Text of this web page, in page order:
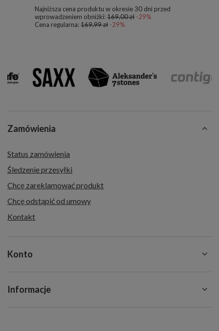
Najniższa cena produktu w okresie 30 dni przed
wprowadzeniem obniżki:169,00 zł -29%
Cena regularna:169,99 zł -29%
Zamówienia
Status zamówienia
Śledzenie przesyłki
Chcę zareklamować produkt
Chcę odstąpić od umowy
Kontakt
Konto
Informacje